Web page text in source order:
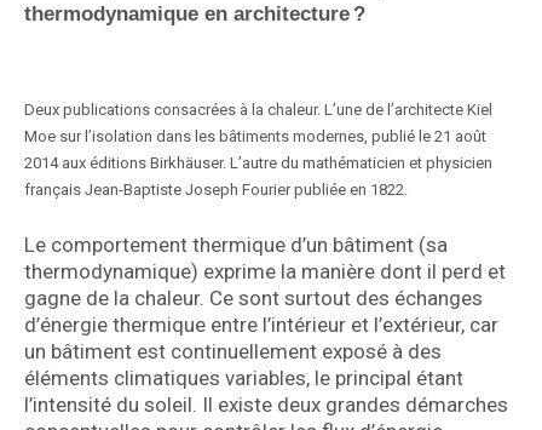
thermodynamique en architecture ?
Deux publications consacrées à la chaleur. L’une de l’architecte Kiel
Moe sur l’isolation dans les bâtiments modernes, publié le 21 août
2014 aux éditions Birkhäuser. L’autre du mathématicien et physicien
français Jean-Baptiste Joseph Fourier publiée en 1822.
Le comportement thermique d’un bâtiment (sa
thermodynamique) exprime la manière dont il perd et
gagne de la chaleur. Ce sont surtout des échanges
d’énergie thermique entre l’intérieur et l’extérieur, car
un bâtiment est continuellement exposé à des
éléments climatiques variables, le principal étant
l’intensité du soleil. Il existe deux grandes démarches